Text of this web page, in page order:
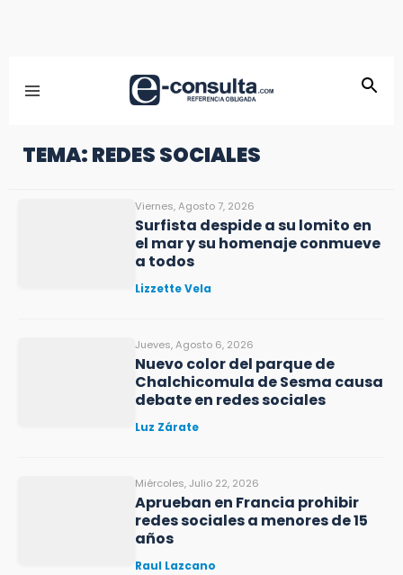
TEMA: REDES SOCIALES
Viernes, Agosto 7, 2026
Surfista despide a su lomito en
el mar y su homenaje conmueve
a todos
Lizzette Vela
Jueves, Agosto 6, 2026
Nuevo color del parque de
Chalchicomula de Sesma causa
debate en redes sociales
Luz Zárate
Miércoles, Julio 22, 2026
Aprueban en Francia prohibir
redes sociales a menores de 15
años
Raul Lazcano